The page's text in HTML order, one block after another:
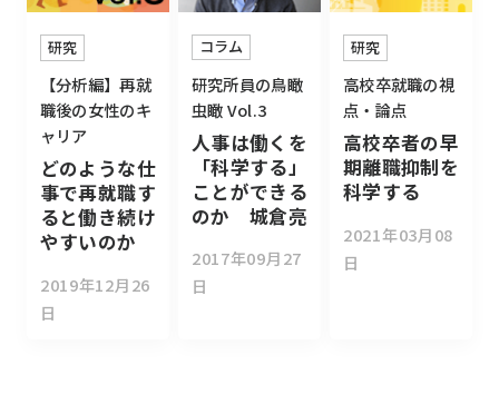
研究
【分析編】再就
職後の女性のキ
ャリア
どのような仕
事で再就職す
ると働き続け
やすいのか
2019年12月26
日
コラム
研究所員の鳥瞰
虫瞰 Vol.3
人事は働くを
「科学する」
ことができる
のか 城倉亮
2017年09月27
日
研究
高校卒就職の視
点・論点
高校卒者の早
期離職抑制を
科学する
2021年03月08
日